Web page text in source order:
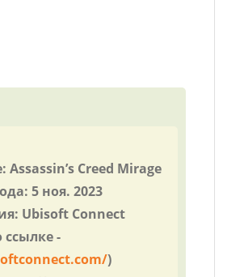
Creed Mirage
5 ноя. 2023
Ubisoft Connect
ссылке -
)